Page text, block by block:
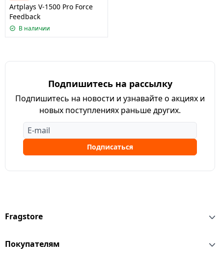
Artplays V-1500 Pro Force
Feedback
В наличии
Подпишитесь на рассылку
Подпишитесь на новости и узнавайте о акциях и
новых поступлениях раньше других.
Подписаться
Fragstore
Покупателям